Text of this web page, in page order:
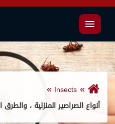
القائمة
Insects
أنواع الصراصير المنزلية ،